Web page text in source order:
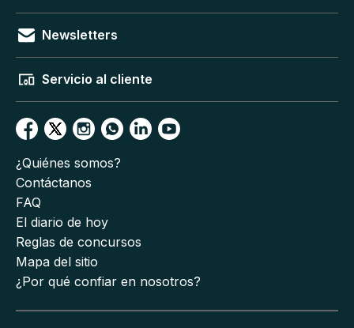
Newsletters
Servicio al cliente
¿Quiénes somos?
Contáctanos
FAQ
El diario de hoy
Reglas de concursos
Mapa del sitio
¿Por qué confiar en nosotros?